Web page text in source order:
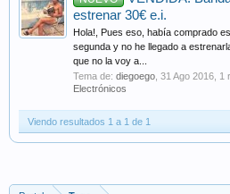
estrenar 30€ e.i.
Hola!, Pues eso, había comprado
segunda y no he llegado a
que no la voy a...
Tema de: diegoego 31 Ago 2016 ,
Electrónicos
Viendo resultados 1 a 1 de 1